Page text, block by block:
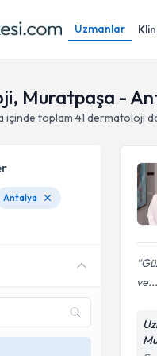
Uzmanlar
Muratpaşa -
içinde toplam 41 dermatoloji
ve...
Antalya